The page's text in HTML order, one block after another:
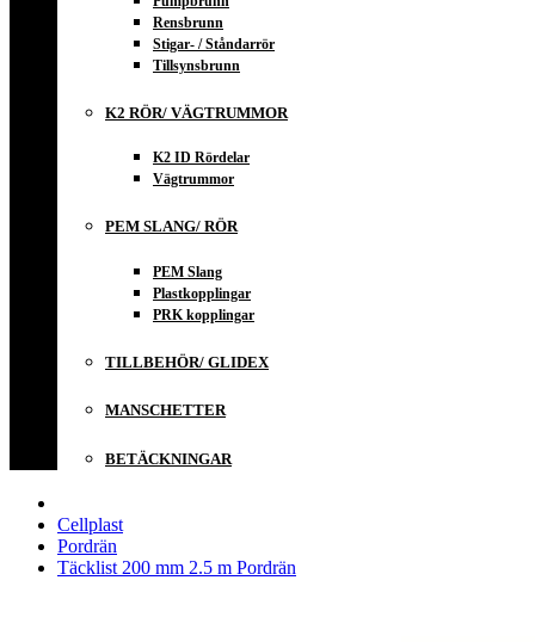
Rensbrunn
Stigar- / Ståndarrör
Tillsynsbrunn
K2 RÖR/ VÄGTRUMMOR
K2 ID Rördelar
Vägtrummor
PEM SLANG/ RÖR
PEM Slang
Plastkopplingar
PRK kopplingar
TILLBEHÖR/ GLIDEX
MANSCHETTER
BETÄCKNINGAR
Cellplast
Pordrän
Täcklist 200 mm 2.5 m Pordrän